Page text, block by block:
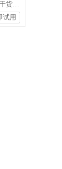
红色年货滋补品零食食品干货特产装修模板
试用